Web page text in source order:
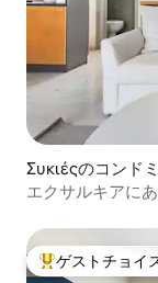
Συκιέςのコンド
エクサルキアに
大好評のゲスト
ゲストチョイ